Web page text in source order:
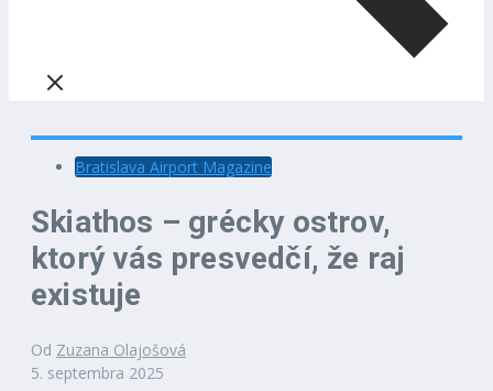
Bratislava Airport Magazine
Skiathos – grécky ostrov,
ktorý vás presvedčí, že raj
existuje
Od Zuzana Olajošová
5. septembra 2025